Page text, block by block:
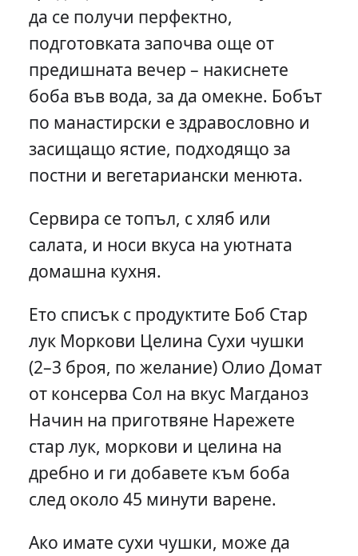
да се получи перфектно,
подготовката започва още от
предишната вечер – накиснете
боба във вода, за да омекне. Бобът
по манастирски е здравословно и
засищащо ястие, подходящо за
постни и вегетариански менюта.
Сервира се топъл, с хляб или
салата, и носи вкуса на уютната
домашна кухня.
Ето списък с продуктите Боб Стар
лук Моркови Целина Сухи чушки
(2–3 броя, по желание) Олио Домат
от консерва Сол на вкус Магданоз
Начин на приготвяне Нарежете
стар лук, моркови и целина на
дребно и ги добавете към боба
след около 45 минути варене.
Ако имате сухи чушки, може да